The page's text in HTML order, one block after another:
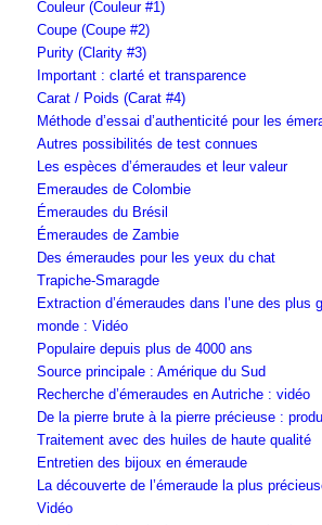
Couleur (Couleur #1)
Coupe (Coupe #2)
Purity (Clarity #3)
Important : clarté et transparence
Carat / Poids (Carat #4)
Méthode d’essai d’authenticité pour les
Autres possibilités de test connues
Les espèces d’émeraudes et leur valeur
Emeraudes de Colombie
Émeraudes du Brésil
Émeraudes de Zambie
Des émeraudes pour les yeux du chat
Trapiche-Smaragde
Extraction d’émeraudes dans l’une des plus
monde : Vidéo
Populaire depuis plus de 4000 ans
Source principale : Amérique du Sud
Recherche d’émeraudes en Autriche : vidéo
De la pierre brute à la pierre précieuse :
Traitement avec des huiles de haute qualité
Entretien des bijoux en émeraude
La découverte de l’émeraude la plus
Vidéo